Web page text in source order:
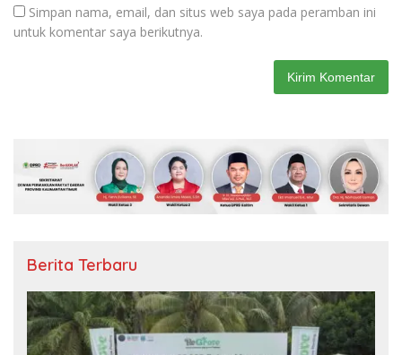
Simpan nama, email, dan situs web saya pada peramban ini
untuk komentar saya berikutnya.
Berita Terbaru